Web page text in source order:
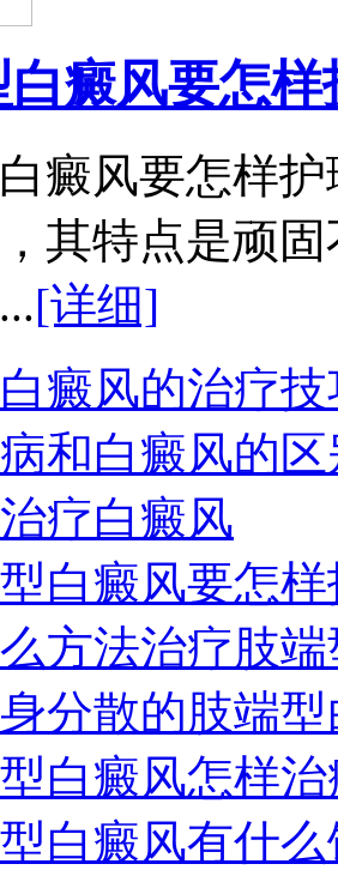
白癜风要怎样
癜风要怎样
其特点是顽
[详细]
癜风的治疗技
和白癜风的区
疗白癜风
白癜风要怎
方法治疗肢
分散的肢端
白癜风怎样治
白癜风有什